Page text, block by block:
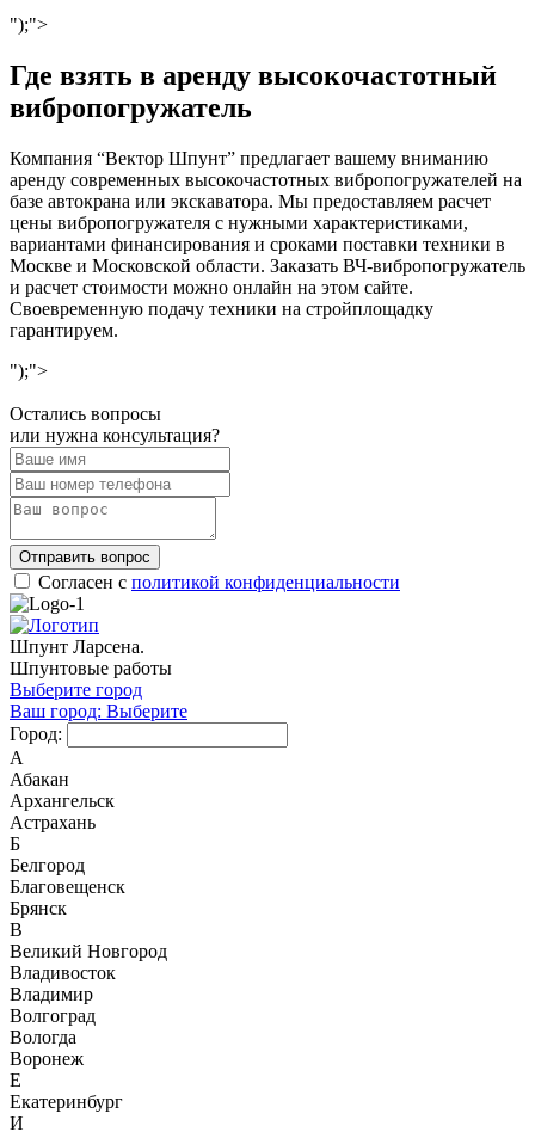
");">
Где взять в аренду высокочастотный
вибропогружатель
Компания “Вектор Шпунт” предлагает вашему вниманию
аренду современных высокочастотных вибропогружателей на
базе автокрана или экскаватора. Мы предоставляем расчет
цены вибропогружателя с нужными характеристиками,
вариантами финансирования и сроками поставки техники в
Москве и Московской области. Заказать ВЧ-вибропогружатель
и расчет стоимости можно онлайн на этом сайте.
Своевременную подачу техники на стройплощадку
гарантируем.
");">
Остались вопросы
или нужна консультация?
Отправить вопрос
Согласен с политикой конфиденциальности
Шпунт Ларсена.
Шпунтовые работы
Выберите город
Ваш город: Выберите
Город:
А
Абакан
Архангельск
Астрахань
Б
Белгород
Благовещенск
Брянск
В
Великий Новгород
Владивосток
Владимир
Волгоград
Вологда
Воронеж
Е
Екатеринбург
И